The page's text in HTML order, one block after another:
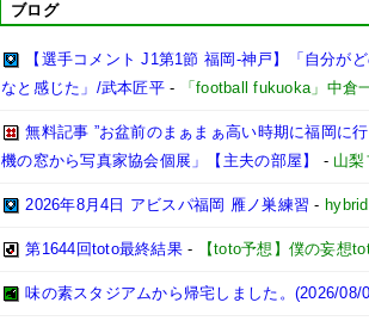
ブログ
【選手コメント J1第1節 福岡-神戸】「自分が
なと感じた」/武本匠平- 「football fukuoka」中倉
無料記事 ”お盆前のまぁまぁ高い時期に福岡に
機の窓から写真家協会個展」【主夫の部屋】
- 山梨
2026年8月4日 アビスパ福岡 雁ノ巣練習 -
第1644回toto最終結果 - 【toto予想】僕の妄想
味の素スタジアムから帰宅しました。(2026/08/